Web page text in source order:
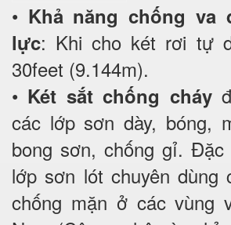
• Khả năng chống va
lực: Khi cho két rơi tự
30feet (9.144m).
• Két sắt chống cháy
các lớp sơn dày, bóng,
bong sơn, chống gỉ.
lớp sơn lót chuyên dùng
chống mặn ở các vùng